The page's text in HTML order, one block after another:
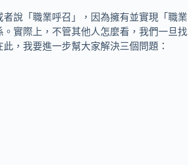
說「職業呼召」，因為擁有並實現「職業
實際上，不管其他人怎麼看，我們一旦找
，我要進一步幫大家解決三個問題：